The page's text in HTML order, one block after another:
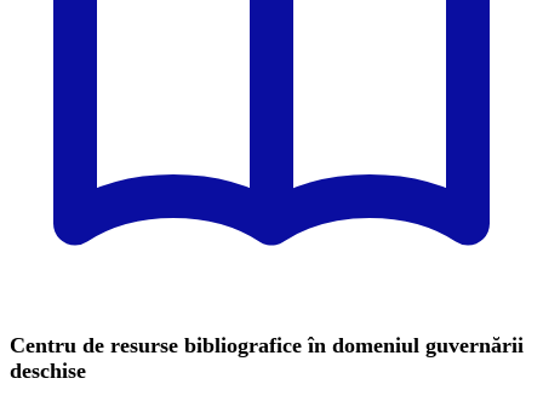
Centru de resurse bibliografice în domeniul guvernării
deschise